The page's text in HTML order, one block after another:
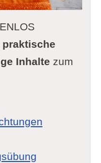
praktische
Inhalte zum